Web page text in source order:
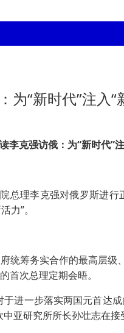
为“新时代”注入“
李克强访俄：为“新时代”
理李克强对俄罗斯进行
力”。
筹务实合作的最高层级
首次总理定期会晤。
进一步落实两国元首达成
亚研究所所长孙壮志在